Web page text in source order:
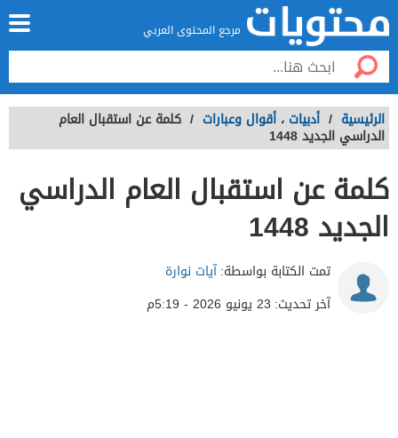
مرجع المحتوى العربي
الرئيسية / أدبيات ، أقوال وعبارات / كلمة عن استقبال العام
الدراسي الجديد 1448
كلمة عن استقبال العام الدراسي
الجديد 1448
تمت الكتابة بواسطة:آيات نوارة
آخر تحديث: 23 يونيو 2026 - 5:19م